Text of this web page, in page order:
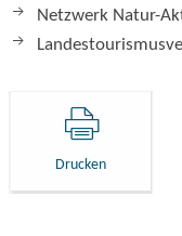
Netzwerk Natur-
Drucken